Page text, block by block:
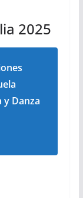
2025
y Danza